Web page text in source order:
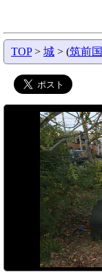
TOP> 城 > (筑前国